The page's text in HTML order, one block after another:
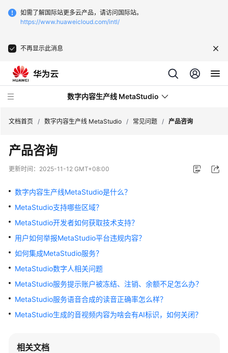
如需了解国际站更多云产品，请访问国际站。
https://www.huaweicloud.com/intl/
不再显示此消息
数字内容生产线 MetaStudio
最
新
态
服
务
公
告
产
品
绍
彩
文档首页 / 数字内容生产线 MetaStudio / 常见问题 / 产品咨询
产品咨询
更新时间： 2025-11-12 GMT+08:00
数字内容生产线MetaStudio是什么？
MetaStudio支持哪些区域？
MetaStudio开发者如何获取技术支持？
用户如何举报MetaStudio平台违规内容？
如何集成MetaStudio服务？
MetaStudio数字人相关问题
MetaStudio服务提示账户被冻结、注销、余额不足怎么办？
MetaStudio服务语音合成的读音正确率怎么样？
MetaStudio生成的音视频内容为啥会有AI标识，如何关闭？
相关文档